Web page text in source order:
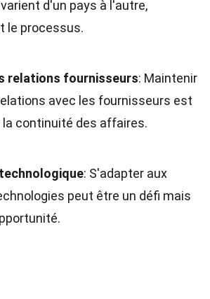
d'un pays à l'autre,
le processus.
relations fournisseurs: Maintenir
avec les fournisseurs est
la continuité des affaires.
: S'adapter aux
peut être un défi mais